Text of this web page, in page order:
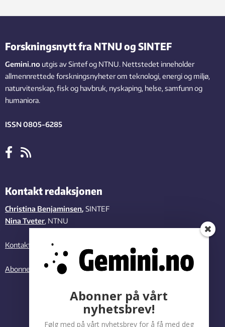
Forskningsnytt fra NTNU og SINTEF
Gemini.no utgis av Sintef og NTNU. Nettstedet inneholder
allmennrettede forskningsnyheter om teknologi, energi og miljø,
naturvitenskap, fisk og havbruk, nyskaping, helse, samfunn og
humaniora.
ISSN 0805-6285
Kontakt redaksjonen
Christina Benjaminsen, SINTEF
Nina Tveter, NTNU
Kontakt oss
Abonner på vårt nyhetsbrev
Abonner på vårt
nyhetsbrev!
Følg med på vårt nyhetsbrev for å få med deg